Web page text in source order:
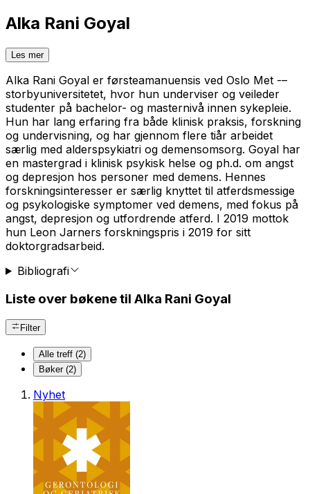
Alka Rani Goyal
Les mer
Alka Rani Goyal er førsteamanuensis ved Oslo Met -–
storbyuniversitetet, hvor hun underviser og veileder
studenter på bachelor- og masternivå innen sykepleie.
Hun har lang erfaring fra både klinisk praksis, forskning
og undervisning, og har gjennom flere tiår arbeidet
særlig med alderspsykiatri og demensomsorg. Goyal har
en mastergrad i klinisk psykisk helse og ph.d. om angst
og depresjon hos personer med demens. Hennes
forskningsinteresser er særlig knyttet til atferdsmessige
og psykologiske symptomer ved demens, med fokus på
angst, depresjon og utfordrende atferd. I 2019 mottok
hun Leon Jarners forskningspris i 2019 for sitt
doktorgradsarbeid.
Bibliografi
Liste over bøkene til Alka Rani Goyal
Filter
Alle treff (2)
Bøker (2)
Nyhet